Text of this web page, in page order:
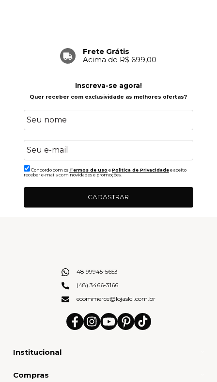
Frete Grátis
Acima de R$ 699,00
Inscreva-se agora!
Quer receber com exclusividade as melhores ofertas?
Concordo com os Termos de uso ePolitica de Privacidadee aceito
receber e-mails com novidades e promoções.
CADASTRAR
Institucional
Compras
48 99945-5653
(48) 3466-3166
ecommerce@lojaslcl.com.br